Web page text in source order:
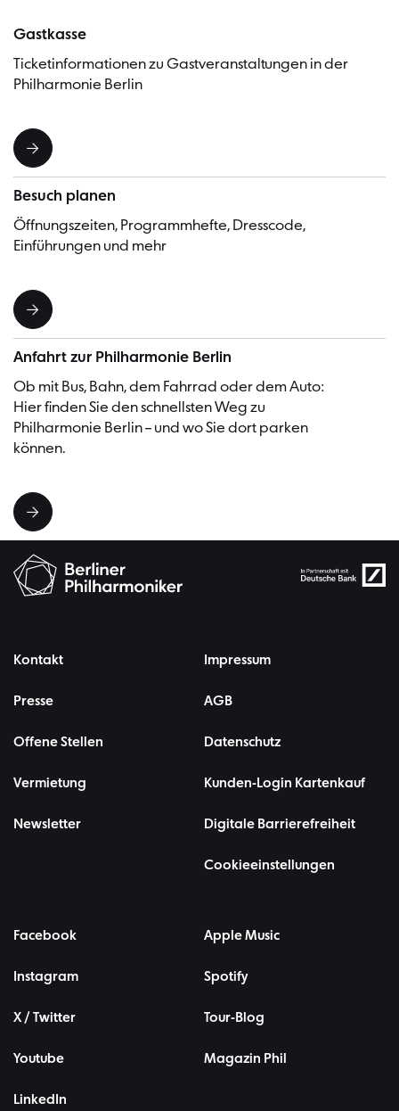
Gastkasse
Ticketinformationen zu Gastveranstaltungen in der
Philharmonie Berlin
Besuch planen
Öffnungszeiten, Programmhefte, Dresscode,
Einführungen und mehr
Anfahrt zur Philharmonie Berlin
Ob mit Bus, Bahn, dem Fahrrad oder dem Auto:
Hier finden Sie den schnellsten Weg zu
Philharmonie Berlin – und wo Sie dort parken
können.
Kontakt
Presse
Offene Stellen
Vermietung
Newsletter
Impressum
AGB
Datenschutz
Kunden-Login Kartenkauf
Digitale Barrierefreiheit
Cookieeinstellungen
Facebook
Instagram
X / Twitter
Youtube
LinkedIn
Apple Music
Spotify
Tour-Blog
Magazin Phil